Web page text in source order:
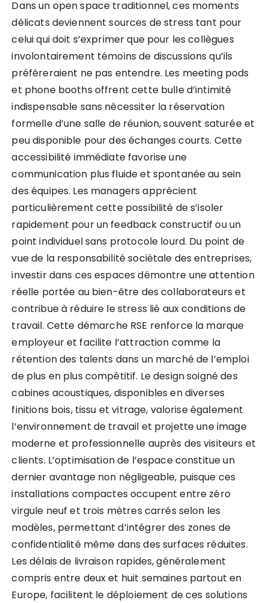
Dans un open space traditionnel, ces moments
délicats deviennent sources de stress tant pour
celui qui doit s’exprimer que pour les collègues
involontairement témoins de discussions qu’ils
préféreraient ne pas entendre. Les meeting pods
et phone booths offrent cette bulle d’intimité
indispensable sans nécessiter la réservation
formelle d’une salle de réunion, souvent saturée et
peu disponible pour des échanges courts. Cette
accessibilité immédiate favorise une
communication plus fluide et spontanée au sein
des équipes. Les managers apprécient
particulièrement cette possibilité de s’isoler
rapidement pour un feedback constructif ou un
point individuel sans protocole lourd. Du point de
vue de la responsabilité sociétale des entreprises,
investir dans ces espaces démontre une attention
réelle portée au bien-être des collaborateurs et
contribue à réduire le stress lié aux conditions de
travail. Cette démarche RSE renforce la marque
employeur et facilite l’attraction comme la
rétention des talents dans un marché de l’emploi
de plus en plus compétitif. Le design soigné des
cabines acoustiques, disponibles en diverses
finitions bois, tissu et vitrage, valorise également
l’environnement de travail et projette une image
moderne et professionnelle auprès des visiteurs et
clients. L’optimisation de l’espace constitue un
dernier avantage non négligeable, puisque ces
installations compactes occupent entre zéro
virgule neuf et trois mètres carrés selon les
modèles, permettant d’intégrer des zones de
confidentialité même dans des surfaces réduites.
Les délais de livraison rapides, généralement
compris entre deux et huit semaines partout en
Europe, facilitent le déploiement de ces solutions